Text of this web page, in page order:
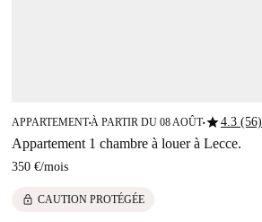
APPARTEMENT■À PARTIR DU 08 AOÛT■star4.3 (56)
Appartement 1 chambre à louer à Lecce.
350 €/mois
lock CAUTION PROTÉGÉE